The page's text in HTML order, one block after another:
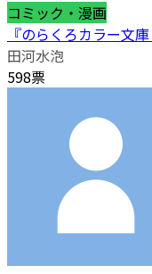
コミック・漫画
『のらくろカラー文
田河水泡
598票